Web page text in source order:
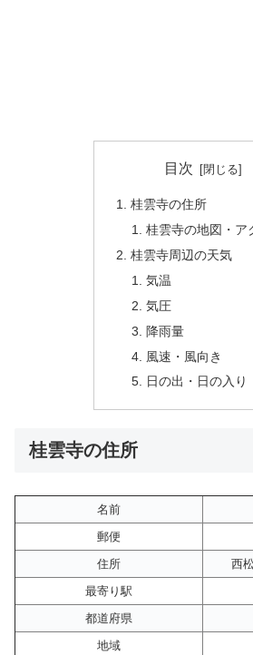
目次
桂雲寺の住所
桂雲寺の地図・ア
桂雲寺周辺の天気
気温
気圧
降雨量
風速・風向き
日の出・日の入り
桂雲寺の住所
名前
郵便
住所
西
最寄り駅
都道府県
地域